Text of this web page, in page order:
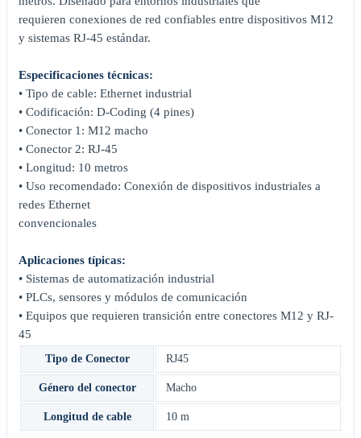
requieren conexiones de red confiables entre dispositivos M12
y sistemas RJ-45 estándar.
Especificaciones técnicas:
• Tipo de cable: Ethernet industrial
• Codificación: D-Coding (4 pines)
• Conector 1: M12 macho
• Conector 2: RJ-45
• Longitud: 10 metros
• Uso recomendado: Conexión de dispositivos industriales a
redes Ethernet
convencionales
Aplicaciones típicas:
• Sistemas de automatización industrial
• PLCs, sensores y módulos de comunicación
• Equipos que requieren transición entre conectores M12 y RJ-
45
Tipo de Conector RJ45
Género del conector Macho
Longitud de cable 10 m